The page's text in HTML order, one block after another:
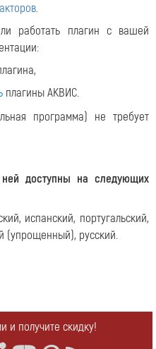
.
работать плагин с вашей
плагины АКВИС.
программа) не требует
доступны на следующих
испанский, португальский,
(упрощенный), русский.
и получите скидку!